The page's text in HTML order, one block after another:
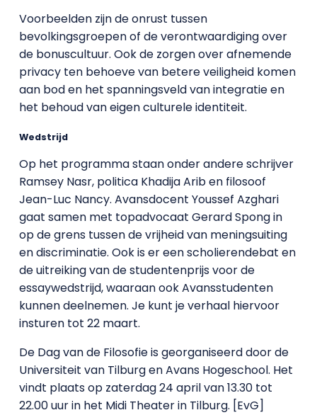
Voorbeelden zijn de onrust tussen
bevolkingsgroepen of de verontwaardiging over
de bonuscultuur. Ook de zorgen over afnemende
privacy ten behoeve van betere veiligheid komen
aan bod en het spanningsveld van integratie en
het behoud van eigen culturele identiteit.
Wedstrijd
Op het programma staan onder andere schrijver
Ramsey Nasr, politica Khadija Arib en filosoof
Jean-Luc Nancy. Avansdocent Youssef Azghari
gaat samen met topadvocaat Gerard Spong in
op de grens tussen de vrijheid van meningsuiting
en discriminatie. Ook is er een scholierendebat en
de uitreiking van de studentenprijs voor de
essaywedstrijd, waaraan ook Avansstudenten
kunnen deelnemen. Je kunt je verhaal hiervoor
insturen tot 22 maart.
De Dag van de Filosofie is georganiseerd door de
Universiteit van Tilburg en Avans Hogeschool. Het
vindt plaats op zaterdag 24 april van 13.30 tot
22.00 uur in het Midi Theater in Tilburg. [EvG]